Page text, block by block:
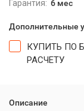
Гарантия: 6 мес
Дополнительные
КУПИТЬ ПО
РАСЧЕТУ
Описание